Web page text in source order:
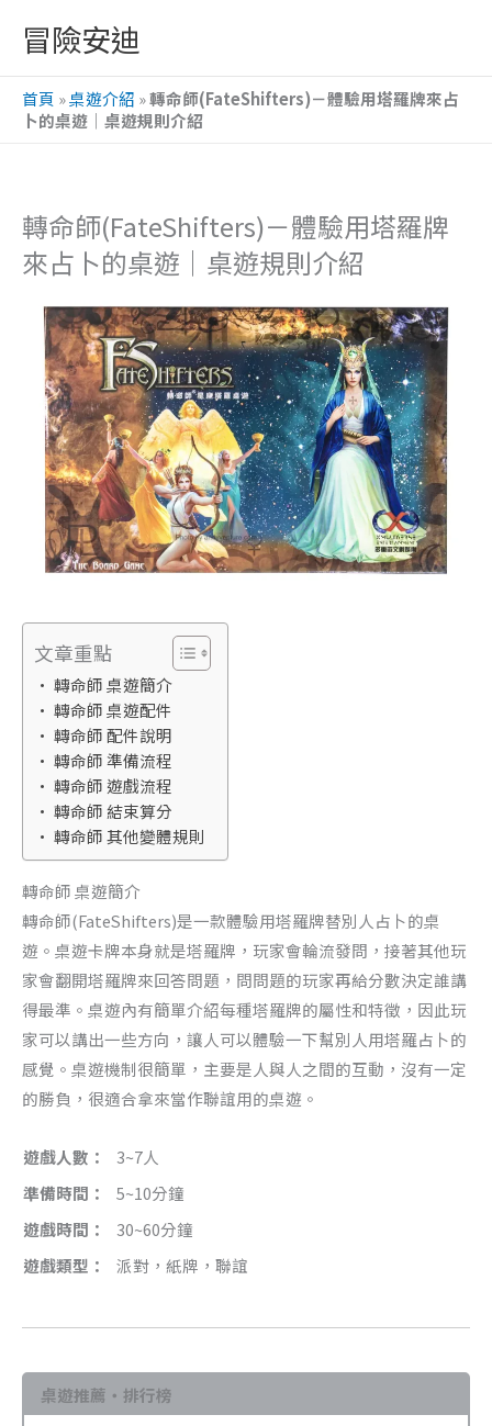
主
冒險安迪
首頁 »桌遊介紹 »轉命師(FateShifters)－體驗用塔羅牌來占
卜的桌遊｜桌遊規則介紹
轉命師(FateShifters)－體驗用塔羅牌
來占卜的桌遊｜桌遊規則介紹
文章重點
轉命師 桌遊簡介
轉命師 桌遊配件
轉命師 配件說明
轉命師 準備流程
轉命師 遊戲流程
轉命師 結束算分
轉命師 其他變體規則
轉命師 桌遊簡介
轉命師(FateShifters)是一款體驗用塔羅牌替別人占卜的桌
遊。桌遊卡牌本身就是塔羅牌，玩家會輪流發問，接著其他玩
家會翻開塔羅牌來回答問題，問問題的玩家再給分數決定誰講
得最準。桌遊內有簡單介紹每種塔羅牌的屬性和特徵，因此玩
家可以講出一些方向，讓人可以體驗一下幫別人用塔羅占卜的
感覺。桌遊機制很簡單，主要是人與人之間的互動，沒有一定
的勝負，很適合拿來當作聯誼用的桌遊。
遊戲人數：
3~7人
準備時間：
5~10分鐘
遊戲時間：
30~60分鐘
遊戲類型：
派對，紙牌，聯誼
桌遊推薦・排行榜